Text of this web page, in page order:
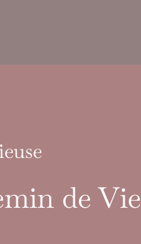
de Vie